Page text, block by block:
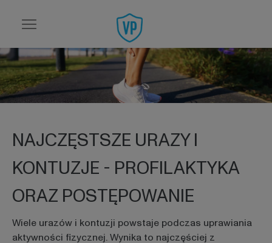
Przejdź do strony głównej
NAJCZĘSTSZE URAZY I
KONTUZJE - PROFILAKTYKA
ORAZ POSTĘPOWANIE
Wiele urazów i kontuzji powstaje podczas uprawiania
aktywności fizycznej. Wynika to najczęściej z